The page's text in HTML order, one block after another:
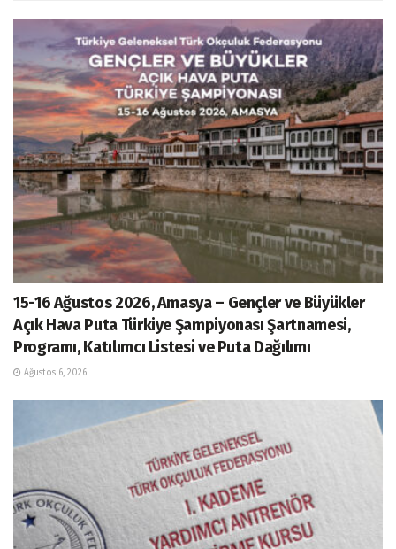
15-16 Ağustos 2026, Amasya – Gençler ve Büyükler
Açık Hava Puta Türkiye Şampiyonası Şartnamesi,
Programı, Katılımcı Listesi ve Puta Dağılımı
Ağustos 6, 2026